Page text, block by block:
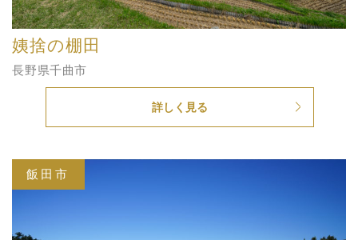
姨捨の棚田
長野県千曲市
詳しく見る
飯田市